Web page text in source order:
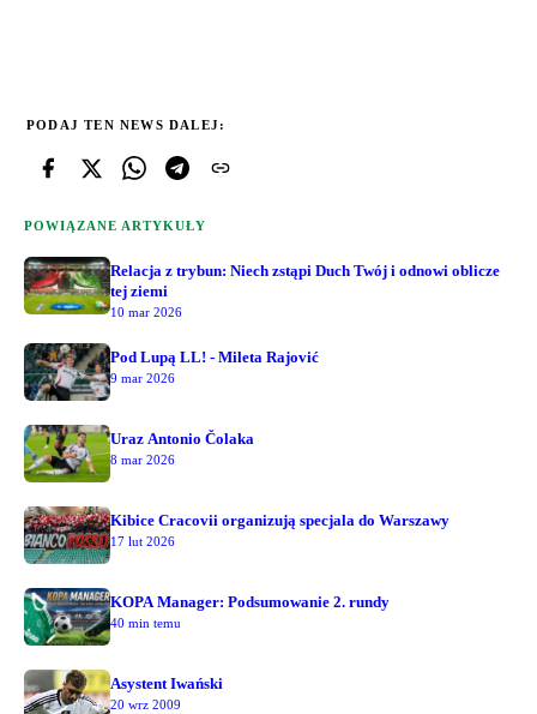
PODAJ TEN NEWS DALEJ:
POWIĄZANE ARTYKUŁY
Relacja z trybun: Niech zstąpi Duch Twój i odnowi oblicze
tej ziemi
10 mar 2026
Pod Lupą LL! - Mileta Rajović
9 mar 2026
Uraz Antonio Čolaka
8 mar 2026
Kibice Cracovii organizują specjala do Warszawy
17 lut 2026
KOPA Manager: Podsumowanie 2. rundy
40 min temu
Asystent Iwański
20 wrz 2009